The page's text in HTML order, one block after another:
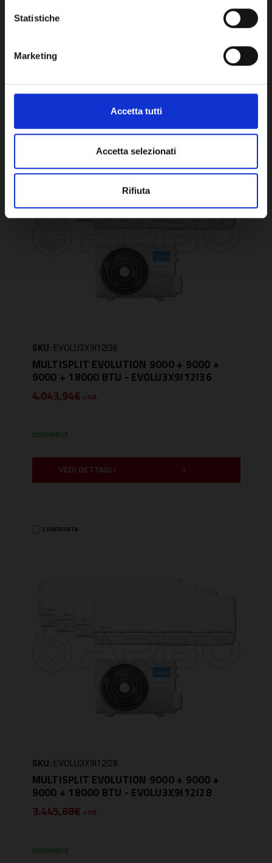
Statistiche
Marketing
Accetta tutti
Accetta selezionati
Rifiuta
DISPONIBILE
SKU: EVOLU3X9I12I36
MULTISPLIT EVOLUTION 9000 + 9000 +
9000 + 18000 BTU - EVOLU3X9I12I36
4.043,94€ + IVA
DISPONIBILE
VEDI DETTAGLI
CONFRONTA
SKU: EVOLU3X9I12I28
MULTISPLIT EVOLUTION 9000 + 9000 +
9000 + 18000 BTU - EVOLU3X9I12I28
3.445,68€ + IVA
DISPONIBILE